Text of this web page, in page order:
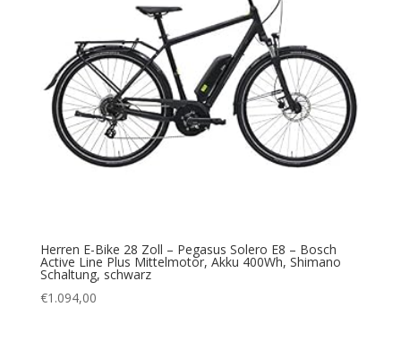
Herren E-Bike 28 Zoll – Pegasus Solero E8 – Bosch
Active Line Plus Mittelmotor, Akku 400Wh, Shimano
Schaltung, schwarz
€1.094,00